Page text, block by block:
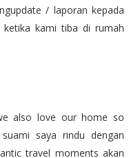
/ laporan kepada
ketika kami tiba di rumah
also love our home so
saya rindu dengan
travel moments akan